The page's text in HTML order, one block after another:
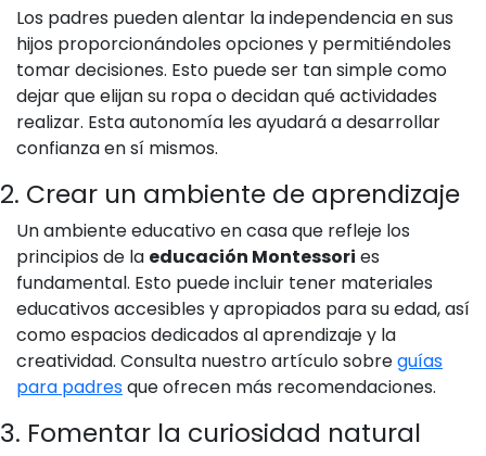
Los padres pueden alentar la independencia en sus
hijos proporcionándoles opciones y permitiéndoles
tomar decisiones. Esto puede ser tan simple como
dejar que elijan su ropa o decidan qué actividades
realizar. Esta autonomía les ayudará a desarrollar
confianza en sí mismos.
2. Crear un ambiente de aprendizaje
Un ambiente educativo en casa que refleje los
principios de la educación Montessori es
fundamental. Esto puede incluir tener materiales
educativos accesibles y apropiados para su edad, así
como espacios dedicados al aprendizaje y la
creatividad. Consulta nuestro artículo sobreguías
para padresque ofrecen más recomendaciones.
3. Fomentar la curiosidad natural